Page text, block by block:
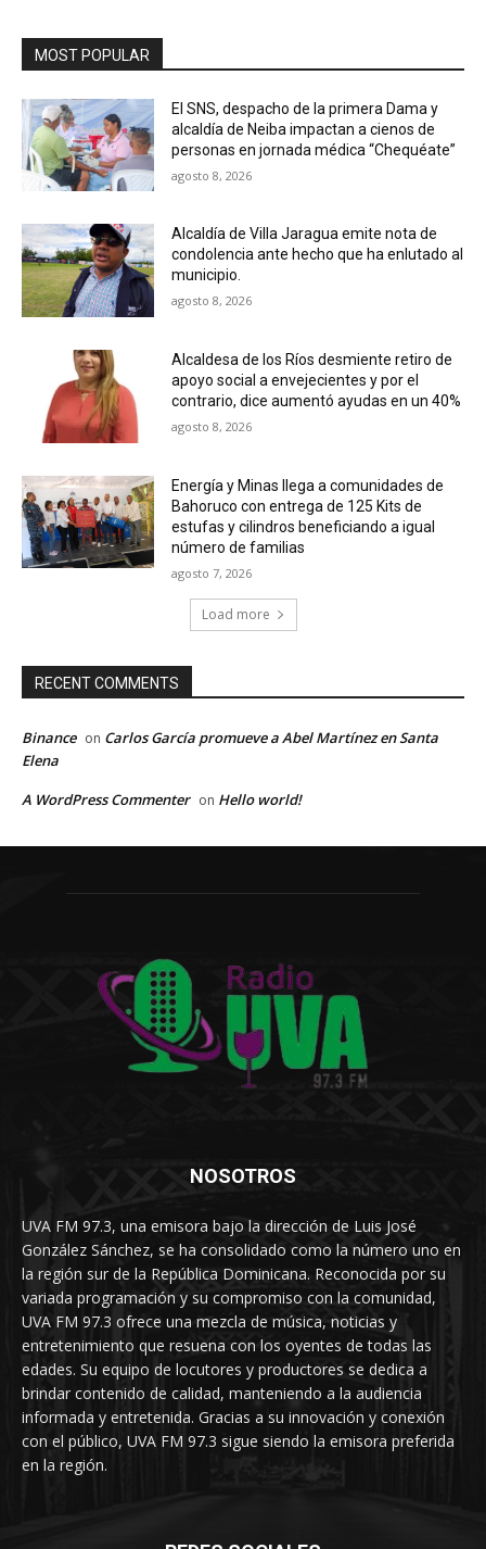
MOST POPULAR
El SNS, despacho de la primera Dama y
alcaldía de Neiba impactan a cienos de
personas en jornada médica “Chequéate”
agosto 8, 2026
Alcaldía de Villa Jaragua emite nota de
condolencia ante hecho que ha enlutado al
municipio.
agosto 8, 2026
Alcaldesa de los Ríos desmiente retiro de
apoyo social a envejecientes y por el
contrario, dice aumentó ayudas en un 40%
agosto 8, 2026
Energía y Minas llega a comunidades de
Bahoruco con entrega de 125 Kits de
estufas y cilindros beneficiando a igual
número de familias
agosto 7, 2026
Load more
RECENT COMMENTS
Binance on Carlos García promueve a Abel Martínez en Santa
Elena
A WordPress Commenter on Hello world!
NOSOTROS
UVA FM 97.3, una emisora bajo la dirección de Luis José
González Sánchez, se ha consolidado como la número uno en
la región sur de la República Dominicana. Reconocida por su
variada programación y su compromiso con la comunidad,
UVA FM 97.3 ofrece una mezcla de música, noticias y
entretenimiento que resuena con los oyentes de todas las
edades. Su equipo de locutores y productores se dedica a
brindar contenido de calidad, manteniendo a la audiencia
informada y entretenida. Gracias a su innovación y conexión
con el público, UVA FM 97.3 sigue siendo la emisora preferida
en la región.